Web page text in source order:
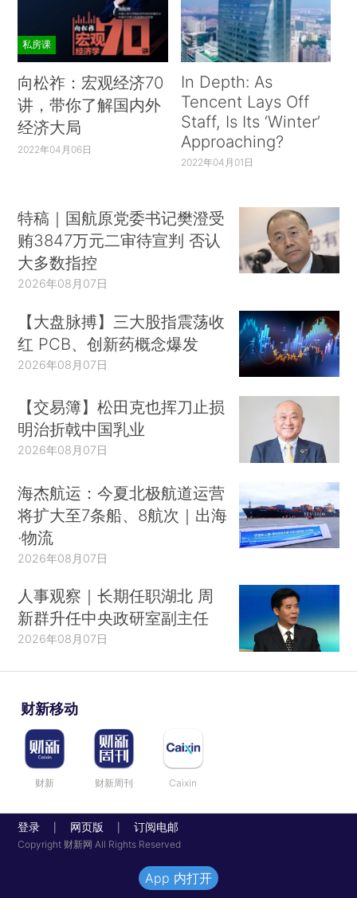
私房课
向松祚：宏观经济70
讲，带你了解国内外
经济大局
2022年04月06日
In Depth: As
Tencent Lays Off
Staff, Is Its ‘Winter’
Approaching?
2022年04月01日
特稿｜国航原党委书记樊澄受
贿3847万元二审待宣判 否认
大多数指控
2026年08月07日
【大盘脉搏】三大股指震荡收
红 PCB、创新药概念爆发
2026年08月07日
【交易簿】松田克也挥刀止损
明治折戟中国乳业
2026年08月07日
海杰航运：今夏北极航道运营
将扩大至7条船、8航次｜出海
·物流
2026年08月07日
人事观察｜长期任职湖北 周
新群升任中央政研室副主任
2026年08月07日
财新移动
财新 财新周刊 Caixin
登录 网页版 订阅电邮
Copyright 财新网 All Rights Reserved
App 内打开